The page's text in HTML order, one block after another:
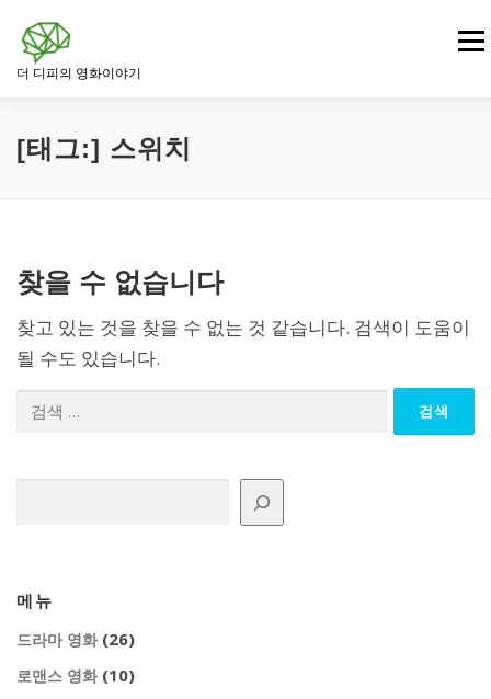
바
더 디피의 영화이야기
메뉴
영화 드라마 영화
[태그:] 스위치
찾을 수 없습니다
찾고 있는 것을 찾을 수 없는 것 같습니다. 검색이 도움이
될 수도 있습니다.
메뉴
드라마 영화(26)
로맨스 영화(10)